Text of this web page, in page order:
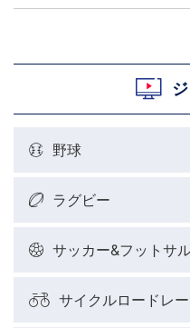
野球
ラグビー
サッカー&フットサ
サイクルロードレー